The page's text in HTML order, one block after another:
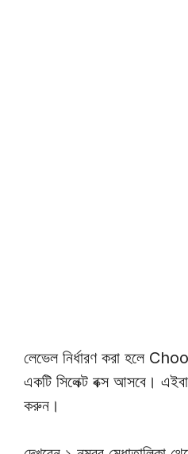
লেভেল নির্ধারণ করা হলে
একটি সিলেক্ট বক্স আসবে।
করুন।